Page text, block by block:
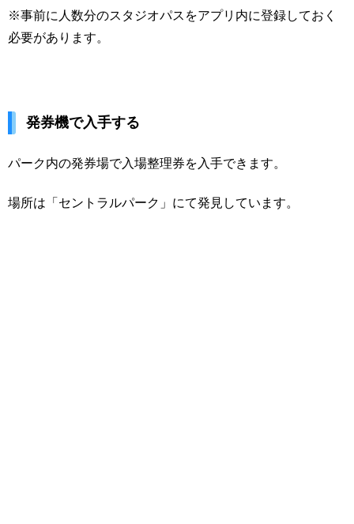
※事前に人数分のスタジオパスをアプリ内に登録しておく
必要があります。
発券機で入手する
パーク内の発券場で入場整理券を入手できます。
場所は「セントラルパーク」にて発見しています。